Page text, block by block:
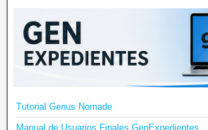
Tutorial Genus Nomade
Manual de Usuarios Finales GenExpedientes